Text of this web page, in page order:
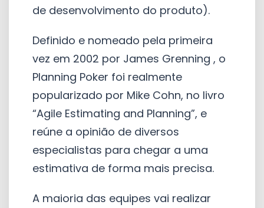
de desenvolvimento do produto).
Definido e nomeado pela primeira
vez em 2002 por James Grenning , o
Planning Poker foi realmente
popularizado por Mike Cohn, no livro
“Agile Estimating and Planning”, e
reúne a opinião de diversos
especialistas para chegar a uma
estimativa de forma mais precisa.
A maioria das equipes vai realizar